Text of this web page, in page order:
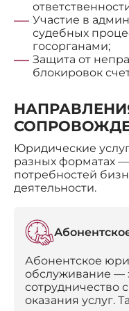
Участие в
судебных
госорганами;
Защита от
блокировок
Юридические
разных форматах
потребностей
деятельности.
Абонентское
обслуживание —
сотрудничество
оказания услуг.